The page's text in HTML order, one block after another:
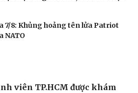
7/8: Khủng hoảng tên lửa Patriot
NATO